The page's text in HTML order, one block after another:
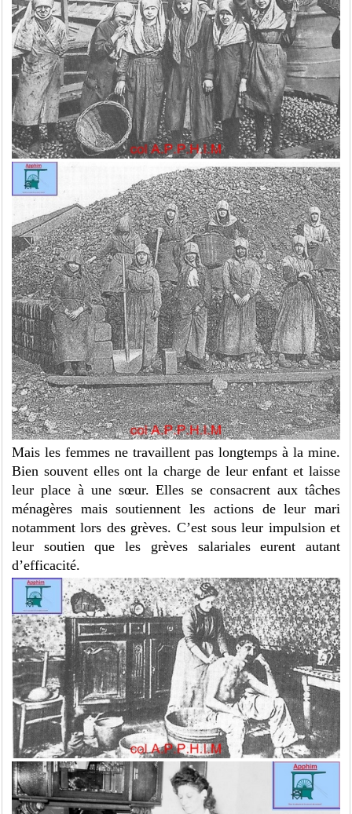
Mais les femmes ne travaillent pas longtemps à la mine.
Bien souvent elles ont la charge de leur enfant et laisse
leur place à une sœur. Elles se consacrent aux tâches
ménagères mais soutiennent les actions de leur mari
notamment lors des grèves. C’est sous leur impulsion et
leur soutien que les grèves salariales eurent autant
d’efficacité.